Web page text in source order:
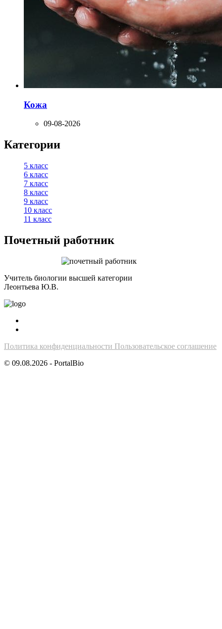
Кожа
09-08-2026
Категории
5 класс
6 класс
7 класс
8 класс
9 класс
10 класс
11 класс
Почетный работник
Учитель биологии высшей категории
Леонтьева Ю.В.
Политика конфиденциальности Пользовательское соглашение
© 09.08.2026 - PortalBio